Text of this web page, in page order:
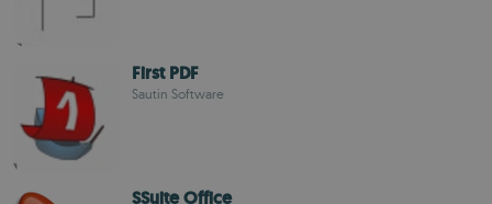
First PDF
Sautin Software
SSuite Office